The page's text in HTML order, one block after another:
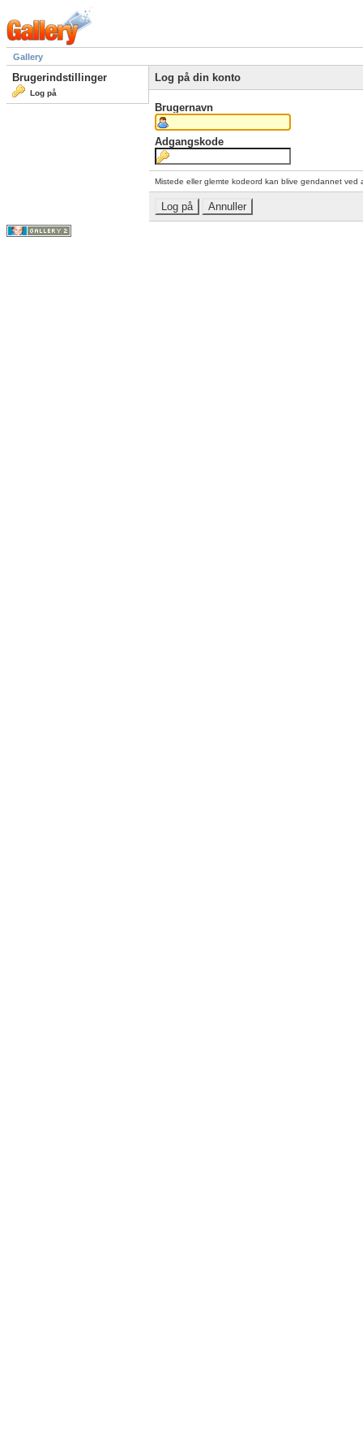
Gallery
Brugerindstillinger
Log på
Log på din konto
Brugernavn
Adgangskode
Mistede eller glemte kodeord kan blive gendannet ved